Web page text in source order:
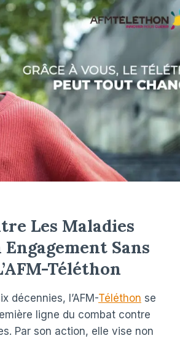
Les Maladies
Engagement Sans
Téléthon
décennies, l’AFM-Téléthon se
ligne du combat contre
Par son action, elle vise non